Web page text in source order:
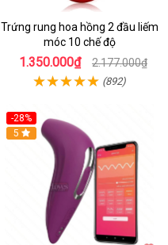
Trứng rung hoa hồng 2 đầu liếm
móc 10 chế độ
1.350.000₫ 2.177.000₫
(892)
-28%
Hot
5